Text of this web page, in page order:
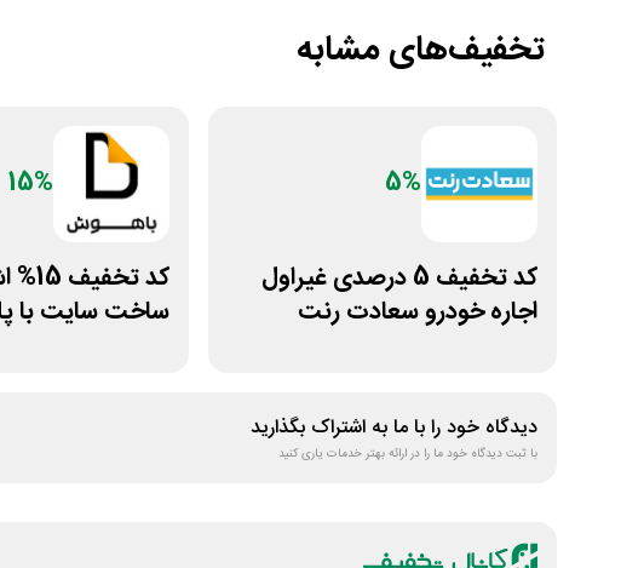
تخفیف‌های مشابه
5%
کد تخفیف 5 درصدی غیراول
اجاره خودرو سعادت رنت
15%
ساخت سایت با
دیدگاه خود را با ما به اشتراک بگذارید
با ثبت دیدگاه خود ما را در ارائه بهتر خدمات یاری کنید